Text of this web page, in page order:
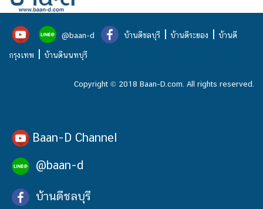
@baan-d บ้านดีชลบุรี | บ้านดีระยอง | บ้านดี
กรุงเทพ | บ้านดีนนทบุรี
Copyright © 2018 Baan-D.com. All rights reserved.
Baan-D Channel
@baan-d
บ้านดีชลบุรี